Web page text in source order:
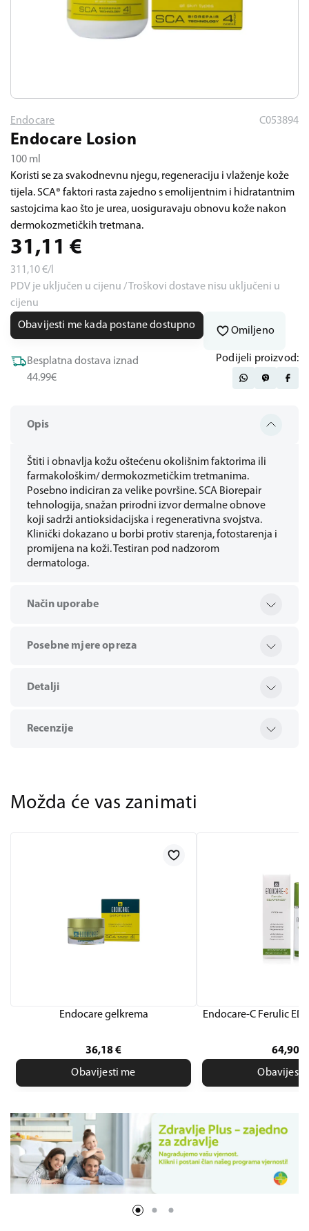
Opis
Štiti i obnavlja kožu oštećenu okolišnim faktorima ili
farmakološkim/ dermokozmetičkim tretmanima.
Posebno indiciran za velike površine. SCA Biorepair
tehnologija, snažan prirodni izvor dermalne obnove
koji sadrži antioksidacijska i regenerativna svojstva.
Klinički dokazano u borbi protiv starenja, fotostarenja i
promijena na koži. Testiran pod nadzorom
dermatologa.
Način uporabe
Posebne mjere opreza
Detalji
Recenzije
Endocare C053894
Endocare Losion
100 ml
Koristi se za svakodnevnu njegu, regeneraciju i vlaženje kože
tijela. SCA® faktori rasta zajedno s emolijentnim i hidratantnim
sastojcima kao što je urea, uosiguravaju obnovu kože nakon
dermokozmetičkih tretmana.
31,11 €
311,10€/l
PDV je uključen u cijenu / Troškovi dostave nisu uključeni u
cijenu
Obavijesti me kada postane dostupno
Omiljeno
Besplatna dostava iznad
44.99€
Podijeli proizvod:
Možda će vas zanimati
Endocare gelkrema
36,18€
Obavijesti me
Endocare-C Ferulic
64,90
Obavijesti